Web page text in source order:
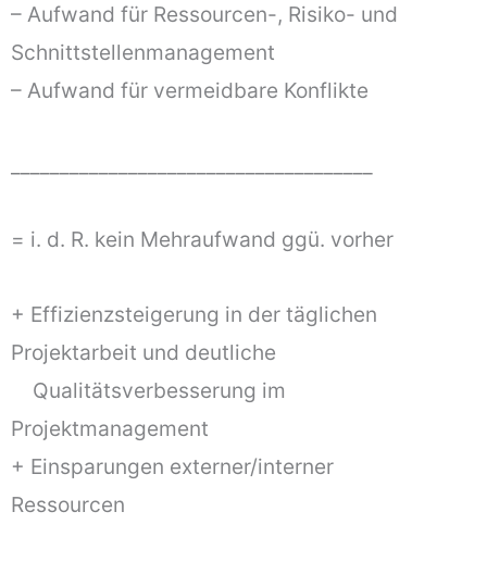
– Aufwand für Ressourcen-, Risiko- und
Schnittstellenmanagement
– Aufwand für vermeidbare Konflikte
= i. d. R. kein Mehraufwand ggü. vorher
+ Effizienzsteigerung in der täglichen
Projektarbeit und deutliche
Qualitätsverbesserung im
Projektmanagement
+ Einsparungen externer/interner
Ressourcen